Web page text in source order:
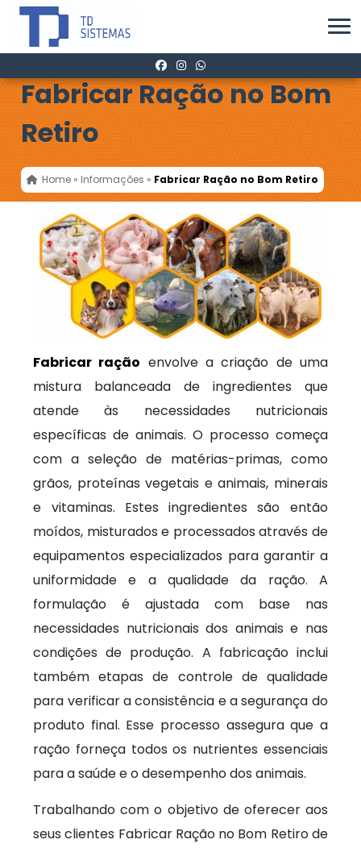
Fabricar Ração no Bom
Retiro
Home » Informações » Fabricar Ração no Bom Retiro
Fabricar ração envolve a criação de uma
mistura balanceada de ingredientes que
atende às necessidades nutricionais
específicas de animais. O processo começa
com a seleção de matérias-primas, como
grãos, proteínas vegetais e animais, minerais
e vitaminas. Estes ingredientes são então
moídos, misturados e processados através de
equipamentos especializados para garantir a
uniformidade e a qualidade da ração. A
formulação é ajustada com base nas
necessidades nutricionais dos animais e nas
condições de produção. A fabricação inclui
também etapas de controle de qualidade
para verificar a consistência e a segurança do
produto final. Esse processo assegura que a
ração forneça todos os nutrientes essenciais
para a saúde e o desempenho dos animais.
Trabalhando com o objetivo de oferecer aos
seus clientes Fabricar Ração no Bom Retiro de